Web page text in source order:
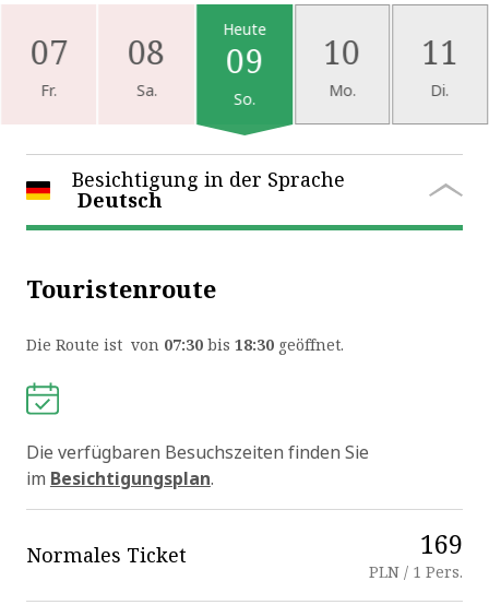
07
Fr.
08
Sa.
Heute
09
So.
10
Mo.
11
Di.
Besichtigung in der Sprache
Deutsch
Touristenroute
Die Route ist von 07:30bis 18:30geöffnet.
Die verfügbaren Besuchszeiten finden Sie
im Besichtigungsplan.
Normales Ticket 169
PLN / 1 Pers.